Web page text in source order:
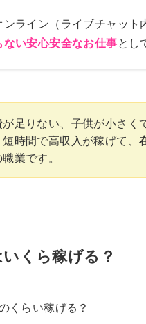
ライン（ライブチャット
い安心安全なお仕事とし
足りない、子供が小さく
時間で高収入が稼げて、
業です。
くら稼げる？